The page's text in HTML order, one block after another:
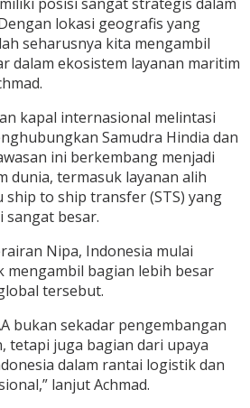
lokasi geografis yang
seharusnya kita mengambil
dalam ekosistem layanan maritim
kapal internasional melintasi
Samudra Hindia dan
ini berkembang menjadi
dunia, termasuk layanan alih
to ship transfer (STS) yang
sangat besar.
Nipa, Indonesia mulai
bagian lebih besar
tersebut.
bukan sekadar pengembangan
tetapi juga bagian dari upaya
dalam rantai logistik dan
lanjut Achmad.